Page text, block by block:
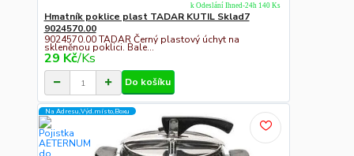
Hmatník poklice plast TADAR KUTIL Sklad7
9024570.00
9024570.00 TADAR Černý plastový úchyt na
skleněnou poklici. Bale...
29 Kč/Ks
k Odeslání Ihned-24h 140 Ks
Do košíku
Na Adresu,Výd.místo,Boxu